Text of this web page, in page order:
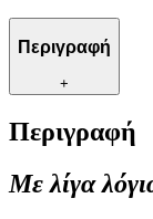
Περιγραφή
+
Περιγραφή
Με λίγα